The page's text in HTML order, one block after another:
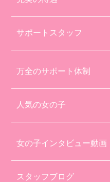
サポートスタッフ
万全のサポート体制
人気の女の子
女の子インタビュー動画
スタッフブログ